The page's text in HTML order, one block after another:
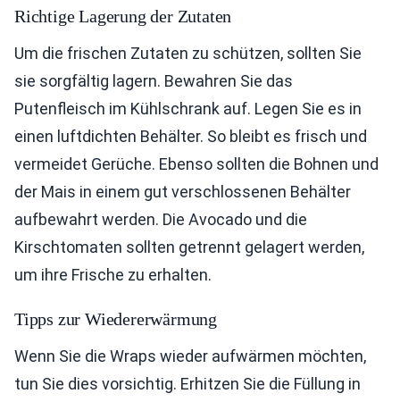
Richtige Lagerung der Zutaten
Um die frischen Zutaten zu schützen, sollten Sie
sie sorgfältig lagern. Bewahren Sie das
Putenfleisch im Kühlschrank auf. Legen Sie es in
einen luftdichten Behälter. So bleibt es frisch und
vermeidet Gerüche. Ebenso sollten die Bohnen und
der Mais in einem gut verschlossenen Behälter
aufbewahrt werden. Die Avocado und die
Kirschtomaten sollten getrennt gelagert werden,
um ihre Frische zu erhalten.
Tipps zur Wiedererwärmung
Wenn Sie die Wraps wieder aufwärmen möchten,
tun Sie dies vorsichtig. Erhitzen Sie die Füllung in